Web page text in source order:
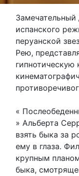
испанского
перуанской
Рею,
гипнотическую
«
» Альберта
взять быка за
ему в глаза.
крупным
быка,